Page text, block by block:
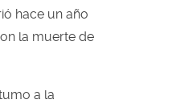
hace un año
la muerte de
a la